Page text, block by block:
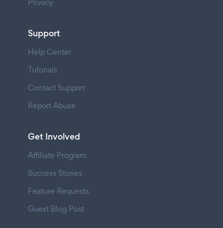
Privacy
Support
Help Center
Tutorials
Contact Support
Report Abuse
Get Involved
Affiliate Program
Success Stories
Feature Requests
Guest Blog Post